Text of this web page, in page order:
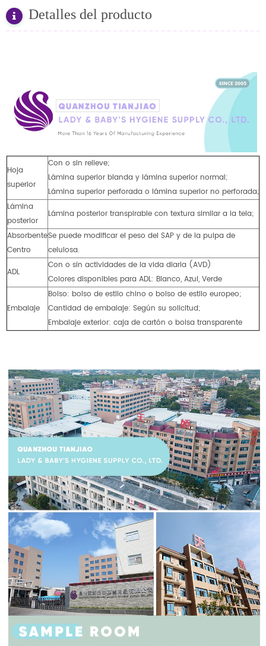
Detalles del producto
Hoja
superior
Con o sin relieve;
Lámina superior blanda y lámina superior normal;
Lámina superior perforada o lámina superior no perforada;
Lámina
posterior
Lámina posterior transpirable con textura similar a la tela;
Absorbente
Centro
Se puede modificar el peso del SAP y de la pulpa de
celulosa.
ADL
Con o sin actividades de la vida diaria (AVD)
Colores disponibles para ADL: Blanco, Azul, Verde
Embalaje
Bolso: bolso de estilo chino o bolso de estilo europeo;
Cantidad de embalaje: Según su solicitud;
Embalaje exterior: caja de cartón o bolsa transparente